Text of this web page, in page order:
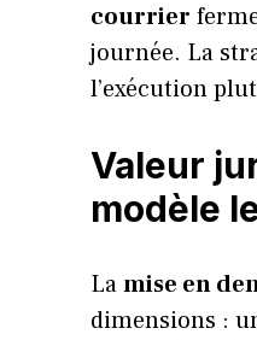
courrier
journée. La
l’exécution
Valeur
modèle
Lamise en
dimensions :